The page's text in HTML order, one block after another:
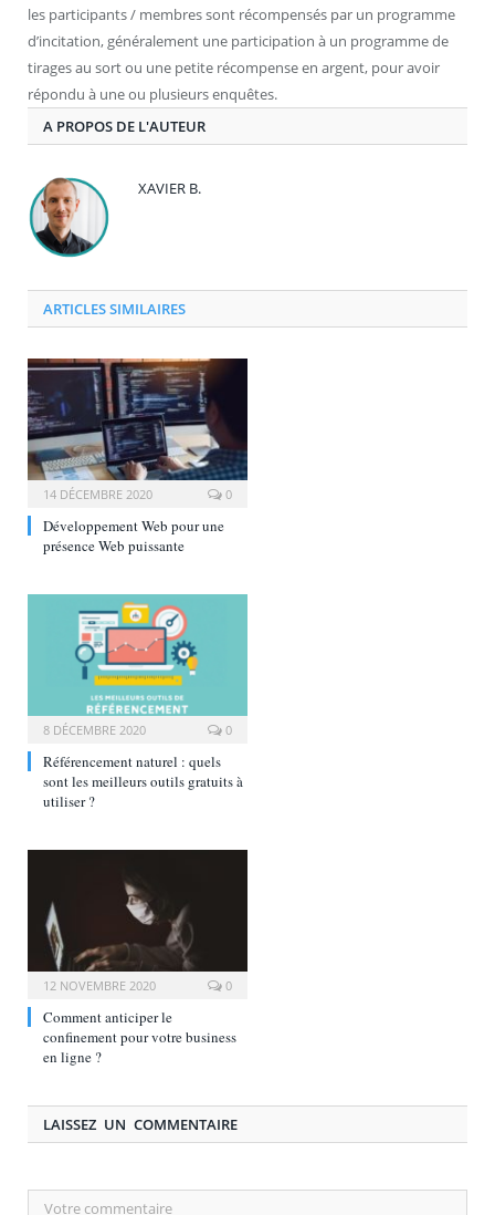
les participants / membres sont récompensés par un programme
d’incitation, généralement une participation à un programme de
tirages au sort ou une petite récompense en argent, pour avoir
répondu à une ou plusieurs enquêtes.
A PROPOS DE L'AUTEUR
XAVIER B.
ARTICLES SIMILAIRES
14 DÉCEMBRE 2020 0
Développement Web pour une
présence Web puissante
8 DÉCEMBRE 2020 0
Référencement naturel : quels
sont les meilleurs outils gratuits à
utiliser ?
12 NOVEMBRE 2020 0
Comment anticiper le
confinement pour votre business
en ligne ?
LAISSEZ UN COMMENTAIRE